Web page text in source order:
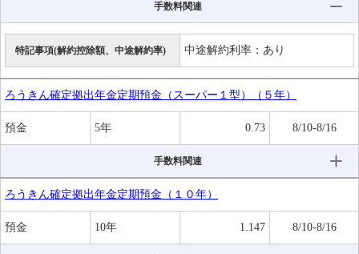
手数料関連
特記事項(解約控除額、中途解約率) 中途解約利率：あり
ろうきん確定拠出年金定期預金（スーパー１型）（５年）
預金 5年 0.73 8/10-8/16
手数料関連
ろうきん確定拠出年金定期預金（１０年）
預金 10年 1.147 8/10-8/16